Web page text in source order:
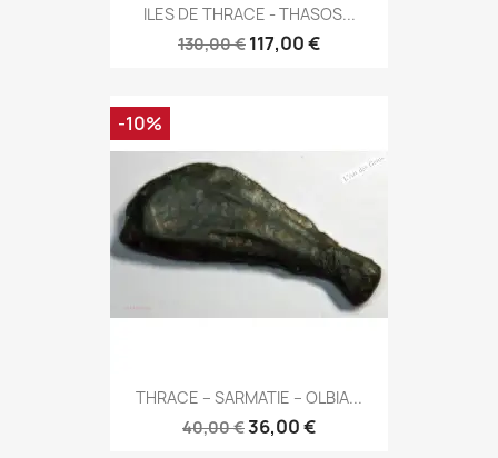
ILES DE THRACE - THASOS...
130,00 € 117,00 €
THRACE – SARMATIE – OLBIA...
40,00 €36,00 €
-10%